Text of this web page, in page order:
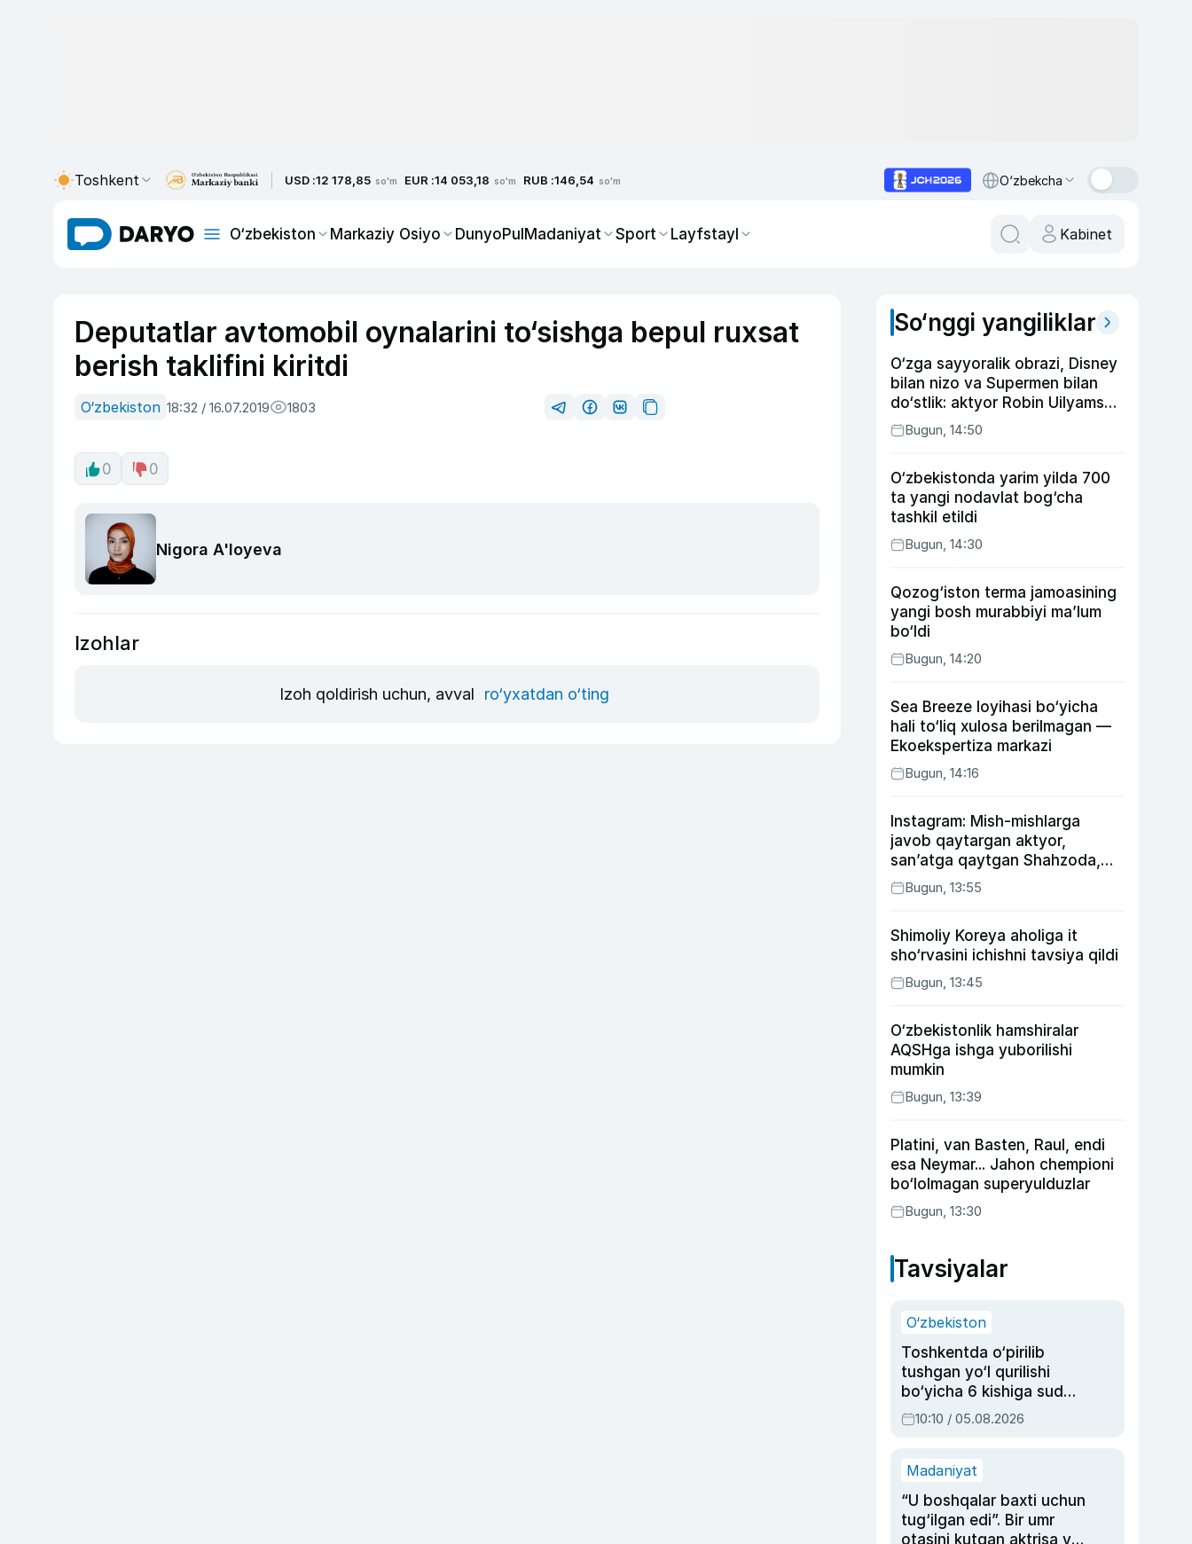
Toshkent USD :12 178,85 so'm EUR :14 053,18 so'm RUB :146,54 so'm O‘zbekcha
O‘zbekiston Markaziy Osiyo DunyoPulMadaniyat Sport Layfstayl Kabinet
Deputatlar avtomobil oynalarini to‘sishga bepul ruxsat
berish taklifini kiritdi
O‘zbekiston 18:32 / 16.07.2019 1803
0 0
Nigora A'loyeva
Izohlar
Izoh qoldirish uchun, avval ro‘yxatdan o‘ting
So‘nggi yangiliklar
O‘zga sayyoralik obrazi, Disney
bilan nizo va Supermen bilan
do‘stlik: aktyor Robin Uilyams
haqida ko‘pchilik bilmaydigan
faktlar
Bugun, 14:50
O‘zbekistonda yarim yilda 700
ta yangi nodavlat bog‘cha
tashkil etildi
Bugun, 14:30
Qozog‘iston terma jamoasining
yangi bosh murabbiyi ma’lum
bo‘ldi
Bugun, 14:20
Sea Breeze loyihasi bo‘yicha
hali to‘liq xulosa berilmagan —
Ekoekspertiza markazi
Bugun, 14:16
Instagram: Mish-mishlarga
javob qaytargan aktyor,
san’atga qaytgan Shahzoda,
yo‘lga asfalt yotqizgan
Jahongir Otajonov
Bugun, 13:55
Shimoliy Koreya aholiga it
sho‘rvasini ichishni tavsiya qildi
Bugun, 13:45
O‘zbekistonlik hamshiralar
AQSHga ishga yuborilishi
mumkin
Bugun, 13:39
Platini, van Basten, Raul, endi
esa Neymar... Jahon chempioni
bo‘lolmagan superyulduzlar
Bugun, 13:30
Tavsiyalar
O‘zbekiston
Toshkentda o‘pirilib
tushgan yo‘l qurilishi
bo‘yicha 6 kishiga sud
hukmi o‘qildi
10:10 / 05.08.2026
Madaniyat
“U boshqalar baxti uchun
tug‘ilgan edi”. Bir umr
otasini kutgan aktrisa va